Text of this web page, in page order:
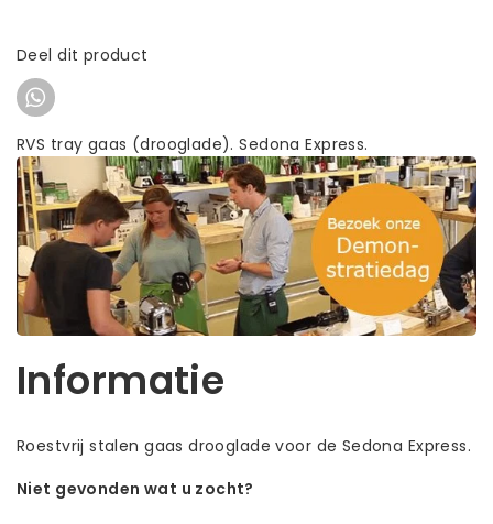
Deel dit product
RVS tray gaas (drooglade). Sedona Express.
Informatie
Roestvrij stalen gaas drooglade voor de Sedona Express.
Niet gevonden wat u zocht?